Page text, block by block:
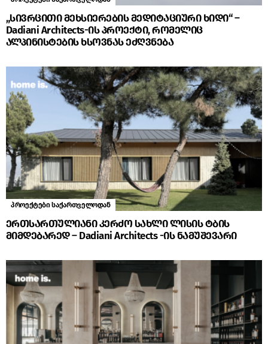
„სივრცითი მეხსიერების მედიტაციური ხიდი“ –
Dadiani Architects-ის პროექტი, რომელიც
ალპინისტების ხსოვნას ეძღვნება
პროექტები საქართველოდან
ერთსართულიანი კერძო სახლი ლისის ტბის
მიმდებარედ – Dadiani Architects -ის ნამუშევარი